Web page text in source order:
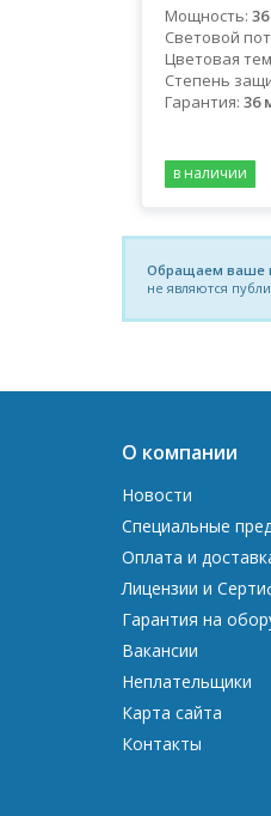
Мощность:
Световой
Цветовая
Степень
Гарантия: 36
в наличии
Обращаем ваше
не являются
О компании
Новости
Специальные
Оплата и
Лицензии и
Гарантия на
Вакансии
Неплательщики
Карта сайта
Контакты